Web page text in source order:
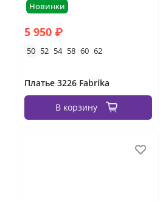
Новинки
5 950 ₽
50 52 54 58 60 62
Платье 3226 Fabrika
В корзину